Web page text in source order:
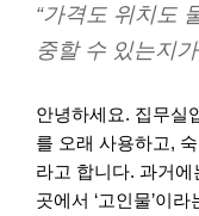
“가격도 위치도
중할 수 있는지
안녕하세요. 집무실
를 오래 사용하고,
라고 합니다. 과거
곳에서 ‘고인물’이